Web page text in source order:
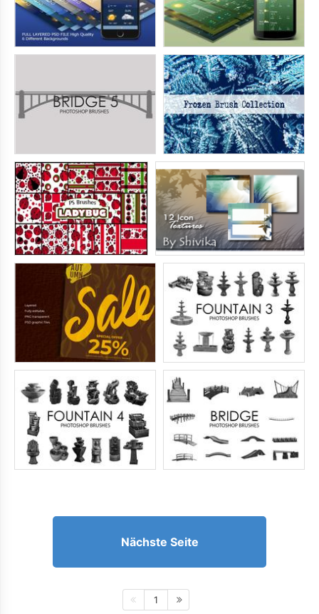
Nächste Seite
1